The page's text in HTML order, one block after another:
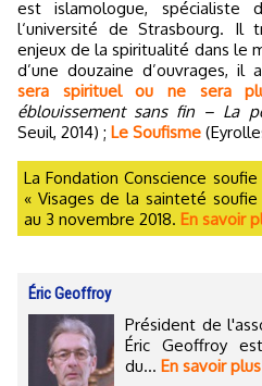
est islamologue, spécialiste
l‘université de Strasbourg. Il
enjeux de la spiritualité dans le
d’une douzaine d’ouvrages, il
sera spirituel ou ne sera
éblouissement sans fin – La
Seuil, 2014) ; Le Soufisme
La Fondation Conscience soufie organise une pérégrination
« Visages de la sainteté
au 3 novembre 2018. En savoir
Éric Geoffroy
Président de
Éric Geoffroy
du... En savoir